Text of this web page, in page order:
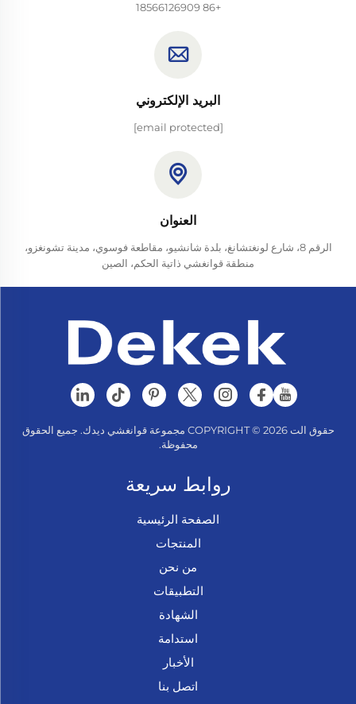
+86 18566126909
البريد الإلكتروني
[email protected]
العنوان
الرقم 8، شارع لونغتشانغ، بلدة شانشيو، مقاطعة فوسوي، مدينة تشونغزو،
منطقة قوانغشي ذاتية الحكم، الصين
حقوق الت COPYRIGHT © 2026 مجموعة قوانغشي ديدك. جميع الحقوق
محفوظة.
روابط سريعة
الصفحة الرئيسية
المنتجات
من نحن
التطبيقات
الشهادة
استدامة
الأخبار
اتصل بنا